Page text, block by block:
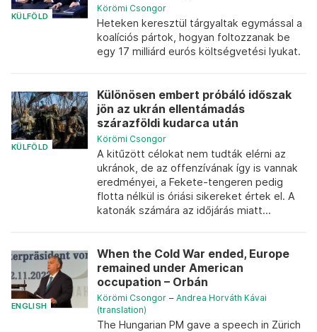
KÜLFÖLD
Körömi Csongor
Heteken keresztül tárgyaltak egymással a
koalíciós pártok, hogyan foltozzanak be
egy 17 milliárd eurós költségvetési lyukat.
KÜLFÖLD
Különösen embert próbáló időszak
jön az ukrán ellentámadás
szárazföldi kudarca után
Körömi Csongor
A kitűzött célokat nem tudták elérni az
ukránok, de az offenzívának így is vannak
eredményei, a Fekete-tengeren pedig
flotta nélkül is óriási sikereket értek el. A
katonák számára az időjárás miatt...
ENGLISH
When the Cold War ended, Europe
remained under American
occupation – Orbán
Körömi Csongor – Andrea Horváth Kávai
(translation)
The Hungarian PM gave a speech in Zürich